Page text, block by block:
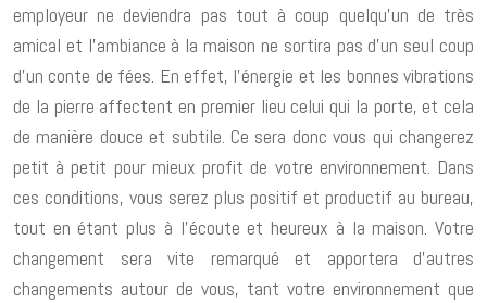
employeur ne deviendra pas tout à coup quelqu’un de très
amical et l’ambiance à la maison ne sortira pas d’un seul coup
d’un conte de fées. En effet, l’énergie et les bonnes vibrations
de la pierre affectent en premier lieu celui qui la porte, et cela
de manière douce et subtile. Ce sera donc vous qui changerez
petit à petit pour mieux profit de votre environnement. Dans
ces conditions, vous serez plus positif et productif au bureau,
tout en étant plus à l’écoute et heureux à la maison. Votre
changement sera vite remarqué et apportera d’autres
changements autour de vous, tant votre environnement que